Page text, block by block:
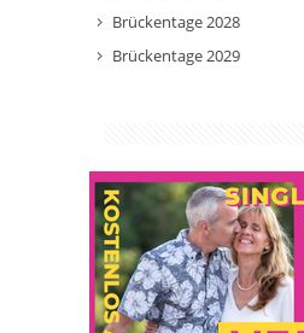
Brückentage 2028
Brückentage 2029